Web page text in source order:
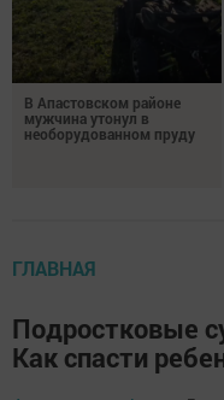
В Апастовском районе
мужчина утонул в
необорудованном пруду
ГЛАВНАЯ
Подростковые
Как спасти